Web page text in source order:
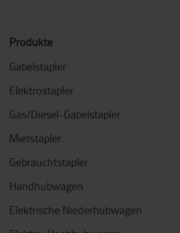
Produkte
Gabelstapler
Elektrostapler
Gas/Diesel-Gabelstapler
Mietstapler
Gebrauchtstapler
Handhubwagen
Elektrische Niederhubwagen